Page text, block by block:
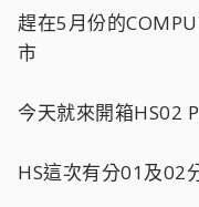
趕在5月份的
市
今天就來開箱HS02
HS這次有分01及02